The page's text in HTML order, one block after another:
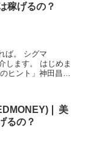
稼げるの？
ば。 シグマ
します。 はじめま
ヒント」神田昌典
美
るの？